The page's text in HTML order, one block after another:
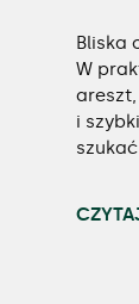
Bliska
W
i